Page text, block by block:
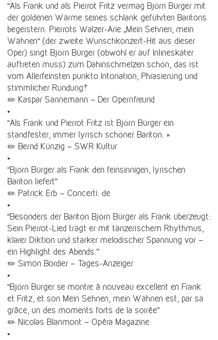
“Als Frank und als Pierrot Fritz vermag Björn Bürger mit
der goldenen Wärme seines schlank geführten Baritons
begeistern. Pierrots Walzer-Arie „Mein Sehnen, mein
Wähnen“ (der zweite Wunschkonzert-Hit aus dieser
Oper) singt Björn Bürger (obwohl er auf Inlineskater
auftreten muss) zum Dahinschmelzen schön, das ist
vom Allerfeinsten punkto Intonation, Phrasierung und
stimmlicher Rundung!”
✏️ Kaspar Sannemann – Der Opernfreund
•
“Als Frank und Pierrot Fritz ist Björn Bürger ein
standfester, immer lyrisch schöner Bariton. »
✏️ Bernd Künzig – SWR Kultur
•
“Björn Bürger als Frank den feinsinnigen, lyrischen
Bariton liefert”
✏️ Patrick Erb – Concerti. de
•
“Besonders der Bariton Björn Bürger als Frank überzeugt:
Sein Pierrot-Lied trägt er mit tänzerischem Rhythmus,
klarer Diktion und starker melodischer Spannung vor –
ein Highlight des Abends.”
✏️ Simon Bordier – Tages-Anzeiger
•
“Björn Bürger se montre à nouveau excellent en Frank
et Fritz, et son Mein Sehnen, mein Wähnen est, par sa
grâce, un des moments forts de la soirée”
✏️ Nicolas Blanmont – Opéra Magazine
•